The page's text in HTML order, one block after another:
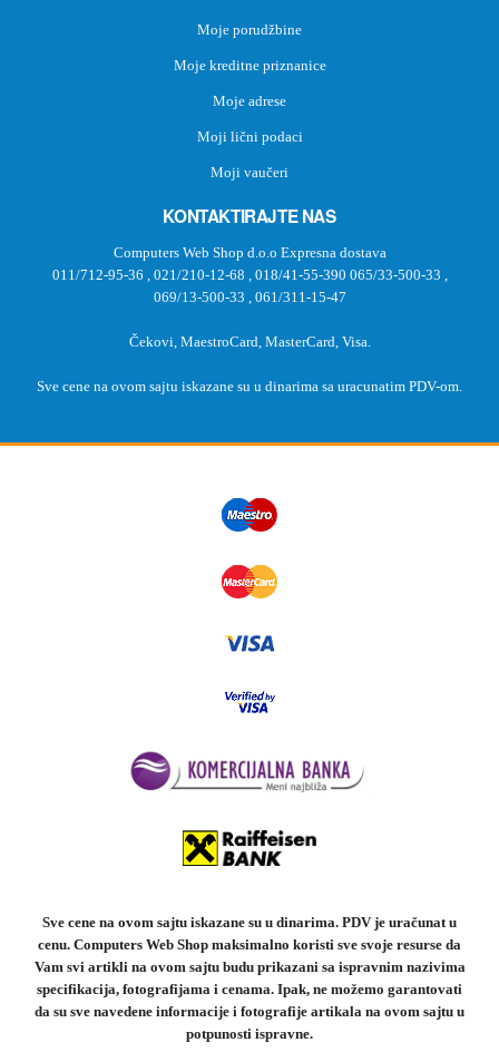
Moje porudžbine
Moje kreditne priznanice
Moje adrese
Moji lični podaci
Moji vaučeri
KONTAKTIRAJTE NAS
Computers Web Shop d.o.o Expresna dostava
011/712-95-36 , 021/210-12-68 , 018/41-55-390 065/33-500-33 ,
069/13-500-33 , 061/311-15-47
Čekovi, MaestroCard, MasterCard, Visa.
Sve cene na ovom sajtu iskazane su u dinarima sa uracunatim PDV-om.
Sve cene na ovom sajtu iskazane su u dinarima. PDV je uračunat u
cenu. Computers Web Shop maksimalno koristi sve svoje resurse da
Vam svi artikli na ovom sajtu budu prikazani sa ispravnim nazivima
specifikacija, fotografijama i cenama. Ipak, ne možemo garantovati
da su sve navedene informacije i fotografije artikala na ovom sajtu u
potpunosti ispravne.